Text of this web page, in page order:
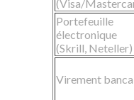
(Visa/
Portefeuille
électronique
(Skrill, Neteller)
Virement